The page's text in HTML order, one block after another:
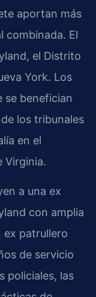
aportan más
combinada. El
el Distrito
York. Los
se benefician
los tribunales
en el
Virginia.
a una ex
con amplia
ex patrullero
de servicio
policiales, las